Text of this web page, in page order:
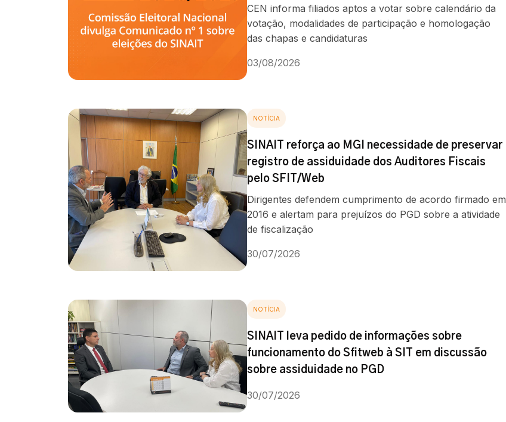
CEN informa filiados aptos a votar sobre calendário da
votação, modalidades de participação e homologação
das chapas e candidaturas
03/08/2026
NOTÍCIA
SINAIT reforça ao MGI necessidade de preservar
registro de assiduidade dos Auditores Fiscais
pelo SFIT/Web
Dirigentes defendem cumprimento de acordo firmado em
2016 e alertam para prejuízos do PGD sobre a atividade
de fiscalização
30/07/2026
NOTÍCIA
SINAIT leva pedido de informações sobre
funcionamento do Sfitweb à SIT em discussão
sobre assiduidade no PGD
30/07/2026